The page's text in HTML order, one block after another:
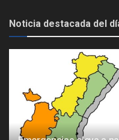
Noticia destacada del